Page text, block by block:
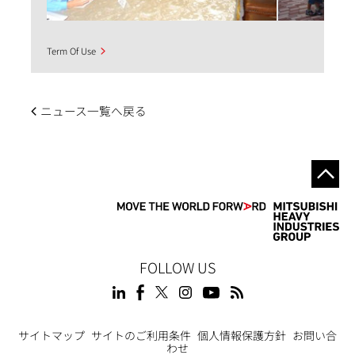
Term Of Use
ニュース一覧へ戻る
FOLLOW US
Footer
サイトマップ サイトのご利用条件 個人情報保護方針 お問い合
わせ